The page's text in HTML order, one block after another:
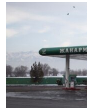
Search
АРНАЙЫ ЖОБАЛАР
Русский
ЖАЗЫЛЫҢЫЗ